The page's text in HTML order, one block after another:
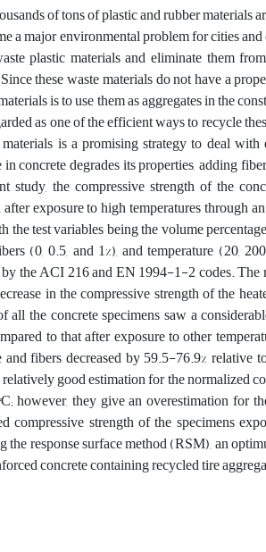
of tons of plastic and rubber materials
a major environmental problem for cities
plastic materials and eliminate them
these waste materials do not have a
is to use them as aggregates in the
as one of the efficient ways to recycle
is a promising strategy to deal
in concrete degrades its properties, adding
study, the compressive strength of the
exposure to high temperatures through
the test variables being the volume
(0, 0.5, and 1%), and temperature (20,
the ACI 216 and EN 1994-1-2 codes. The
in the compressive strength of the
all the concrete specimens saw a
to that after exposure to other
and fibers decreased by 59.5-76.9%
good estimation for the normalized
however, they give an overestimation for
compressive strength of the specimens
the response surface method (RSM), an
concrete containing recycled tire